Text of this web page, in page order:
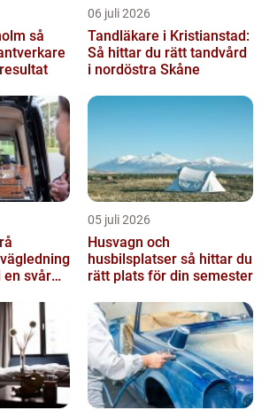
så
06 juli 2026
Tandläkare i Kristianstad:
Så hittar du rätt tandvård
i nordöstra Skåne
en svår
05 juli 2026
Husvagn och
husbilsplatser så hittar du
rätt plats för din semester